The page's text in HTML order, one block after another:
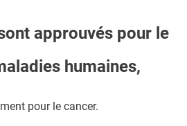
approuvés pour le
humaines,
pour le cancer.